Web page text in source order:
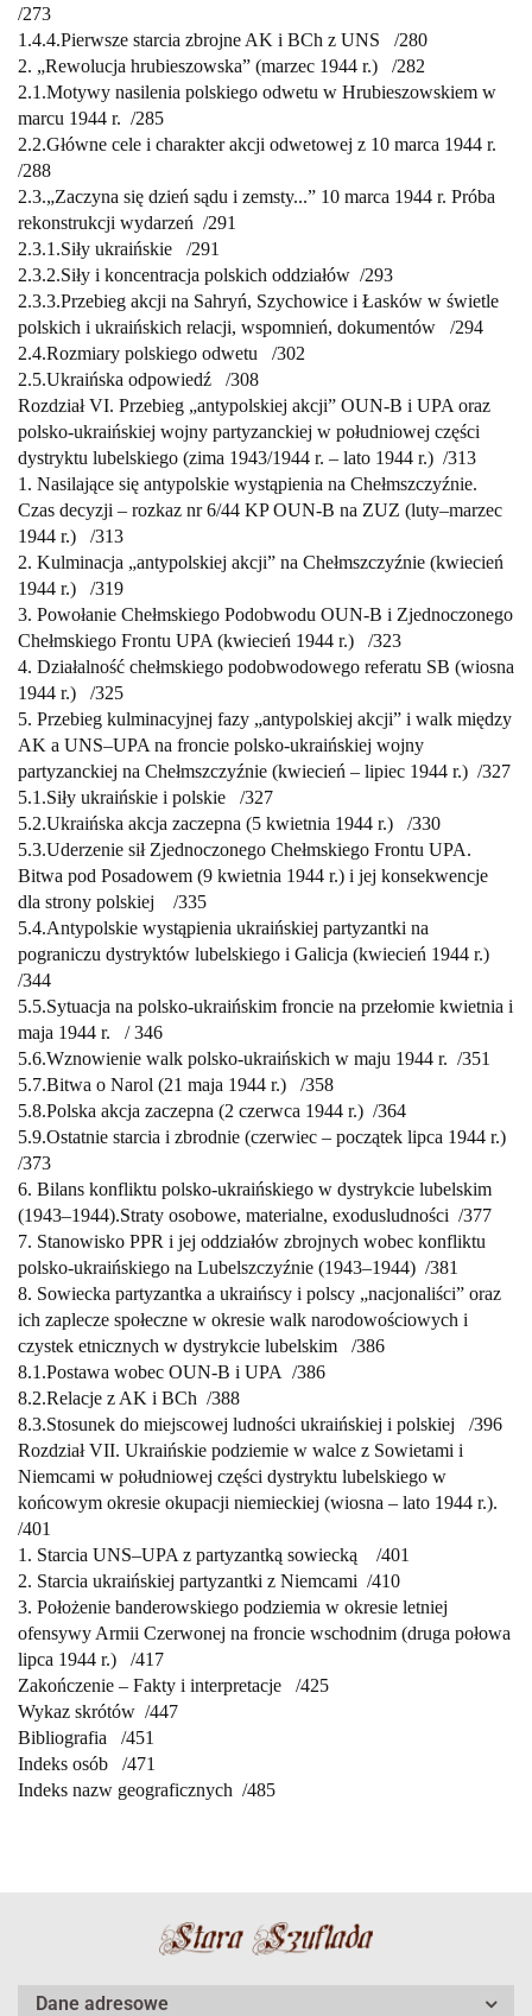
/273
1.4.4.Pierwsze starcia zbrojne AK i BCh z UNS /280
2. „Rewolucja hrubieszowska” (marzec 1944 r.) /282
2.1.Motywy nasilenia polskiego odwetu w Hrubieszowskiem w
marcu 1944 r. /285
2.2.Główne cele i charakter akcji odwetowej z 10 marca 1944 r.
/288
2.3.„Zaczyna się dzień sądu i zemsty...” 10 marca 1944 r. Próba
rekonstrukcji wydarzeń /291
2.3.1.Siły ukraińskie /291
2.3.2.Siły i koncentracja polskich oddziałów /293
2.3.3.Przebieg akcji na Sahryń, Szychowice i Łasków w świetle
polskich i ukraińskich relacji, wspomnień, dokumentów /294
2.4.Rozmiary polskiego odwetu /302
2.5.Ukraińska odpowiedź /308
Rozdział VI. Przebieg „antypolskiej akcji” OUN-B i UPA oraz
polsko-ukraińskiej wojny partyzanckiej w południowej części
dystryktu lubelskiego (zima 1943/1944 r. – lato 1944 r.) /313
1. Nasilające się antypolskie wystąpienia na Chełmszczyźnie.
Czas decyzji – rozkaz nr 6/44 KP OUN-B na ZUZ (luty–marzec
1944 r.) /313
2. Kulminacja „antypolskiej akcji” na Chełmszczyźnie (kwiecień
1944 r.) /319
3. Powołanie Chełmskiego Podobwodu OUN-B i Zjednoczonego
Chełmskiego Frontu UPA (kwiecień 1944 r.) /323
4. Działalność chełmskiego podobwodowego referatu SB (wiosna
1944 r.) /325
5. Przebieg kulminacyjnej fazy „antypolskiej akcji” i walk między
AK a UNS–UPA na froncie polsko-ukraińskiej wojny
partyzanckiej na Chełmszczyźnie (kwiecień – lipiec 1944 r.) /327
5.1.Siły ukraińskie i polskie /327
5.2.Ukraińska akcja zaczepna (5 kwietnia 1944 r.) /330
5.3.Uderzenie sił Zjednoczonego Chełmskiego Frontu UPA.
Bitwa pod Posadowem (9 kwietnia 1944 r.) i jej konsekwencje
dla strony polskiej /335
5.4.Antypolskie wystąpienia ukraińskiej partyzantki na
pograniczu dystryktów lubelskiego i Galicja (kwiecień 1944 r.)
/344
5.5.Sytuacja na polsko-ukraińskim froncie na przełomie kwietnia i
maja 1944 r.
/346
5.6.Wznowienie walk polsko-ukraińskich w maju 1944 r. /351
5.7.Bitwa o Narol (21 maja 1944 r.) /358
5.8.Polska akcja zaczepna (2 czerwca 1944 r.) /364
5.9.Ostatnie starcia i zbrodnie (czerwiec – początek lipca 1944 r.)
/373
6. Bilans konfliktu polsko-ukraińskiego w dystrykcie lubelskim
(1943–1944).Straty osobowe, materialne, exodusludności /377
7. Stanowisko PPR i jej oddziałów zbrojnych wobec konfliktu
polsko-ukraińskiego na Lubelszczyźnie (1943–1944) /381
8. Sowiecka partyzantka a ukraińscy i polscy „nacjonaliści” oraz
ich zaplecze społeczne w okresie walk narodowościowych i
czystek etnicznych w dystrykcie lubelskim /386
8.1.Postawa wobec OUN-B i UPA /386
8.2.Relacje z AK i BCh /388
8.3.Stosunek do miejscowej ludności ukraińskiej i polskiej /396
Rozdział VII. Ukraińskie podziemie w walce z Sowietami i
Niemcami w południowej części dystryktu lubelskiego w
końcowym okresie okupacji niemieckiej (wiosna – lato 1944 r.).
/401
1. Starcia UNS–UPA z partyzantką sowiecką /401
2. Starcia ukraińskiej partyzantki z Niemcami /410
3. Położenie banderowskiego podziemia w okresie letniej
ofensywy Armii Czerwonej na froncie wschodnim (druga połowa
lipca 1944 r.) /417
Zakończenie – Fakty i interpretacje /425
Wykaz skrótów /447
Bibliografia /451
Indeks osób /471
Indeks nazw geograficznych /485
Dane adresowe